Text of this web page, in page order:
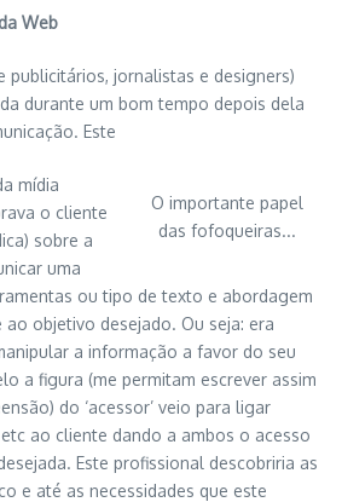
Web
publicitários, jornalistas e designers)
durante um bom tempo depois dela
Este
O importante papel
das fofoqueiras...
mídia
o cliente
sobre a
uma
ou tipo de texto e abordagem
ao objetivo desejado. Ou seja: era
a informação a favor do seu
a figura (me permitam escrever assim
do ‘acessor’ veio para ligar
ao cliente dando a ambos o acesso
Este profissional descobriria as
e até as necessidades que este